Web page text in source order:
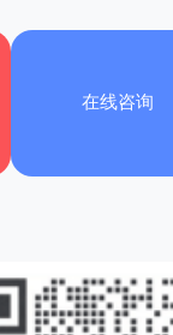
在线咨询